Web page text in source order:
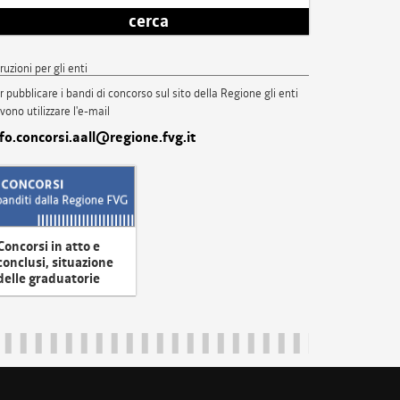
cerca
per gli enti
pubblicare i bandi di concorso sul sito della Regione gli enti
utilizzare l'e-mail
in atto e
situazione
graduatorie